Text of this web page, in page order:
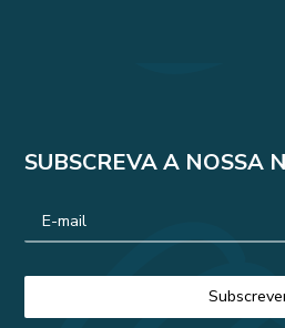
SUBSCREVA A NOSSA